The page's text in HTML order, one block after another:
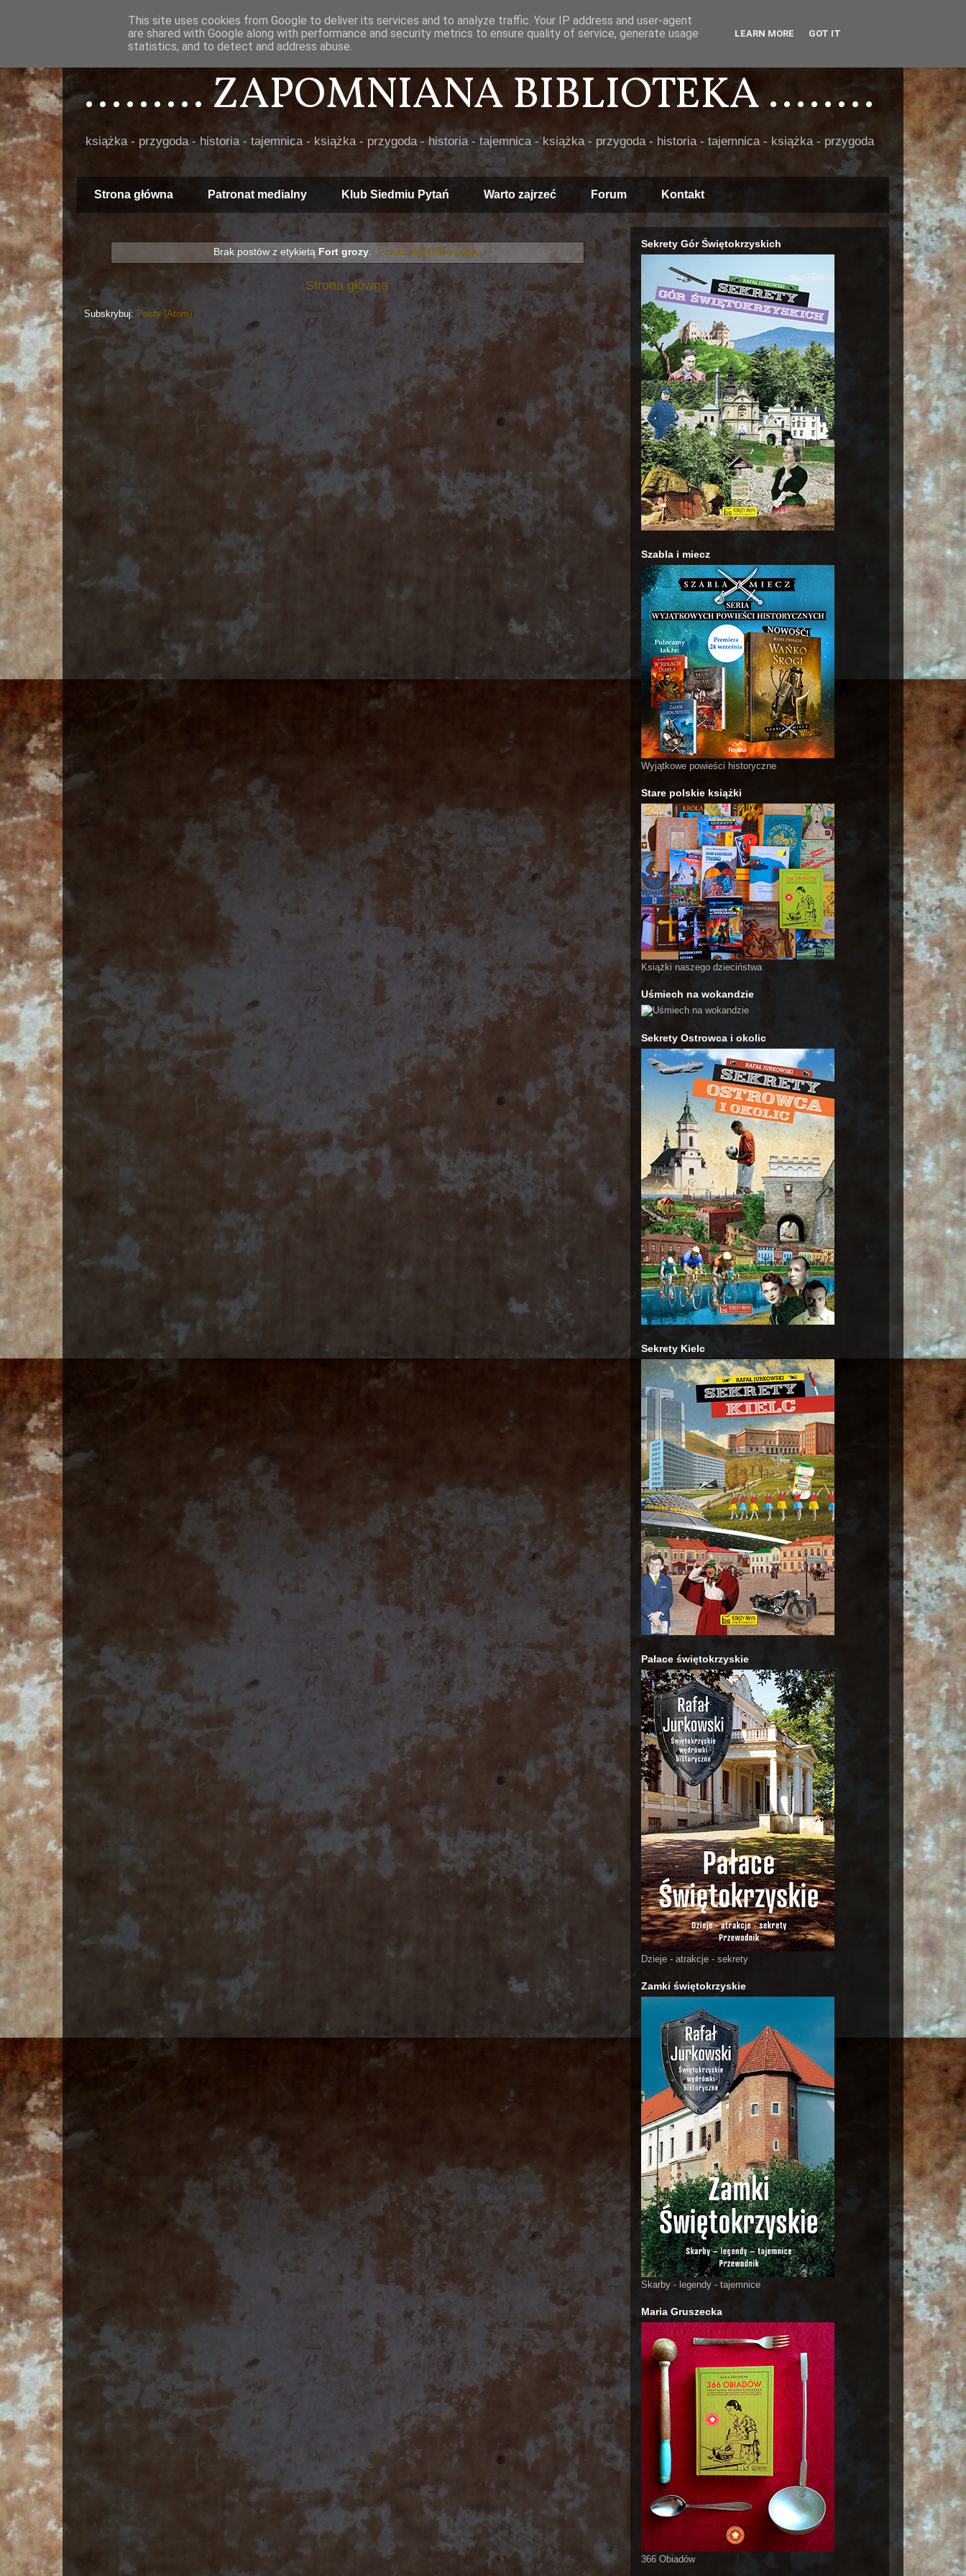
......... ZAPOMNIANA BIBLIOTEKA ........
książka - przygoda - historia - tajemnica - książka - przygoda - historia - tajemnica - książka - przygoda - historia - tajemnica - książka - przygoda
Strona główna Patronat medialny Klub Siedmiu Pytań Warto zajrzeć Forum Kontakt
Brak postów z etykietą Fort grozy. Pokaż wszystkie posty
Strona główna
Subskrybuj: Posty (Atom)
Sekrety Gór Świętokrzyskich
Szabla i miecz
Wyjątkowe powieści historyczne
Stare polskie książki
Książki naszego dzieciństwa
Uśmiech na wokandzie
Sekrety Ostrowca i okolic
Sekrety Kielc
Pałace świętokrzyskie
Dzieje - atrakcje - sekrety
Zamki świętokrzyskie
Skarby - legendy - tajemnice
Maria Gruszecka
366 Obiadów
This site uses cookies from Google to deliver its services and to analyze traffic. Your IP address and user-agent
are shared with Google along with performance and security metrics to ensure quality of service, generate usage
statistics, and to detect and address abuse.
LEARN MORE GOT IT